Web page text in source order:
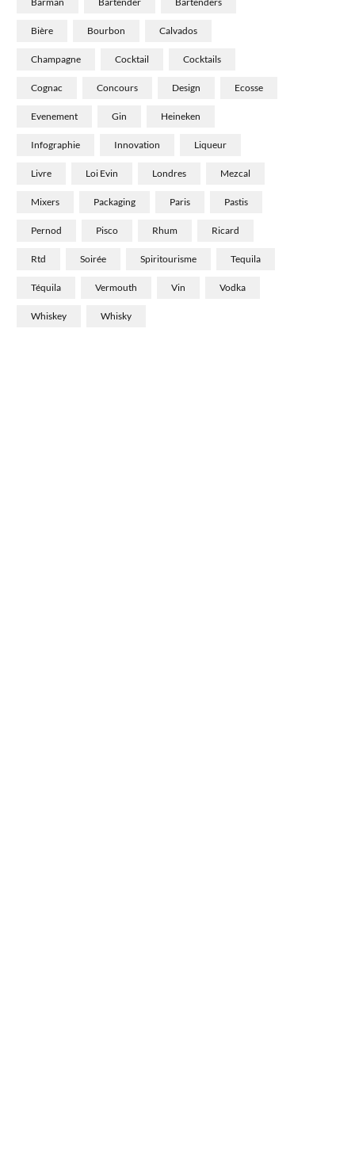
Bière Bourbon Calvados
Champagne Cocktail Cocktails
Cognac Concours Design Ecosse
Evenement Gin Heineken
Infographie Innovation Liqueur
Livre Loi Evin Londres Mezcal
Mixers Packaging Paris Pastis
Pernod Pisco Rhum Ricard
Rtd Soirée Spiritourisme Tequila
Téquila Vermouth Vin Vodka
Whiskey Whisky